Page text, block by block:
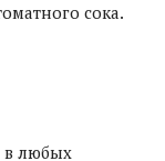
сока.
в любых